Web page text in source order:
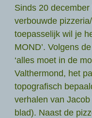
Sinds 20
verbouwde
toepasselijk wil je
MOND’. Volgens
‘alles moet in de
Valthermond, het
topografisch
verhalen van
blad). Naast de